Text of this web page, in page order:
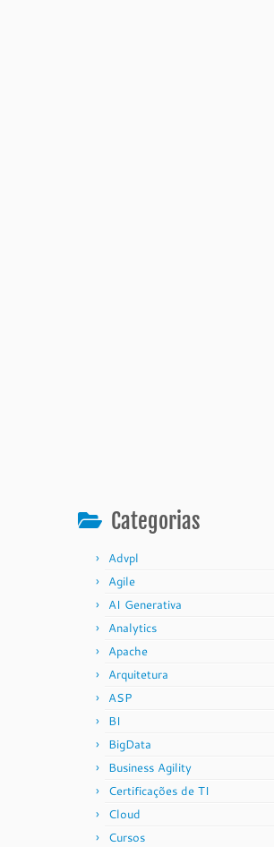
Categorias
Advpl
Agile
AI Generativa
Analytics
Apache
Arquitetura
ASP
BI
BigData
Business Agility
Certificações de TI
Cloud
Cursos